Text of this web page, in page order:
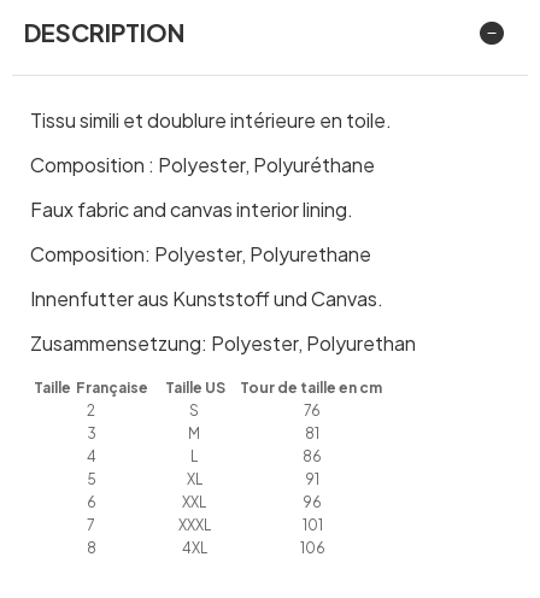
DESCRIPTION
Tissu simili et doublure intérieure en toile.
Composition : Polyester, Polyuréthane
Faux fabric and canvas interior lining.
Composition: Polyester, Polyurethane
Innenfutter aus Kunststoff und Canvas.
Zusammensetzung: Polyester, Polyurethan
Taille Française Taille US
Tour de taille en cm
2
S
76
3
M
81
4
L
86
5
XL
91
6
XXL
96
7
XXXL
101
8
4XL 106